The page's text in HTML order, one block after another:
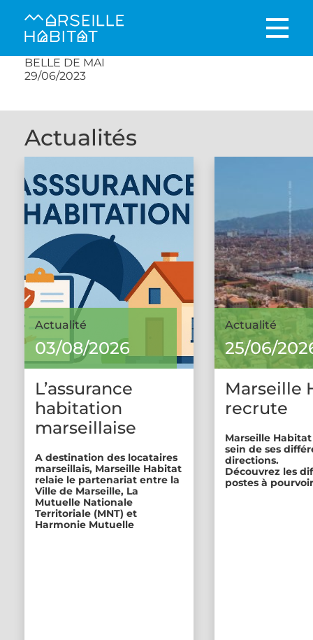
BELLE DE MAI
29/06/2023
Actualités
Actualité
03/08/2026
L’assurance
habitation
marseillaise
A destination des locataires
marseillais, Marseille Habitat
relaie le partenariat entre la
Ville de Marseille, La
Mutuelle Nationale
Territoriale (MNT) et
Harmonie Mutuelle
Actualité
25/06/
Marseille
recrute
Marseille
sein de ses
directions.
Découvrez les
postes à